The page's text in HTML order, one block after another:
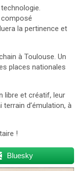
composé
la pertinence et
à Toulouse. Un
places nationales
libre et créatif, leur
d’émulation, à
!
Bluesky